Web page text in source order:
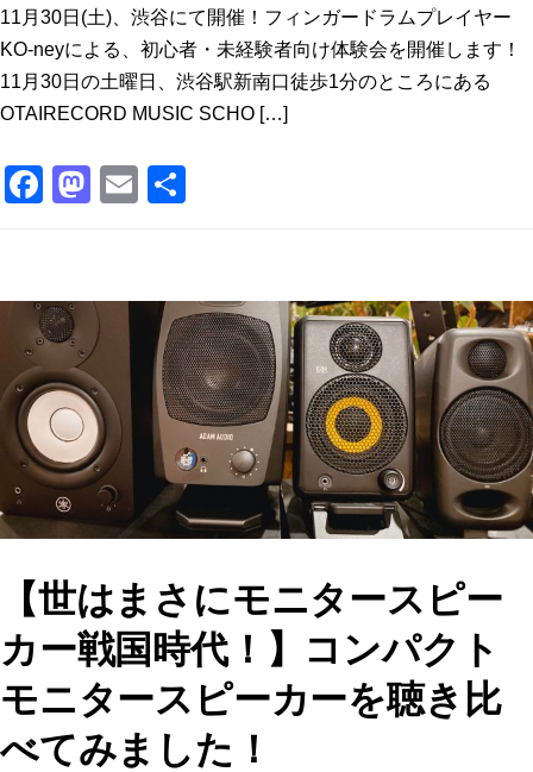
11月30日(土)、渋谷にて開催！フィンガードラムプレイヤー
KO-neyによる、初心者・未経験者向け体験会を開催します！
11月30日の土曜日、渋谷駅新南口徒歩1分のところにある
OTAIRECORD MUSIC SCHO […]
F
e
b
o
o
k
M
o
d
o
n
E
l
【世はまさにモニタースピー
カー戦国時代！】コンパクト
モニタースピーカーを聴き比
べてみました！